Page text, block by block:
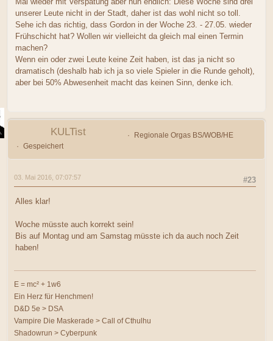
unserer Leute nicht in der Stadt, daher ist das wohl nicht so toll.
Sehe ich das richtig, dass Gordon in der Woche 23. - 27.05. wieder
Frühschicht hat? Wollen wir vielleicht da gleich mal einen Termin
machen?
Wenn ein oder zwei Leute keine Zeit haben, ist das ja nicht so
dramatisch (deshalb hab ich ja so viele Spieler in die Runde geholt),
aber bei 50% Abwesenheit macht das keinen Sinn, denke ich.
KULTist
Regionale Orgas BS/WOB/HE
Gespeichert
#23
03. Mai 2016, 07:07:57
Alles klar!
Woche müsste auch korrekt sein!
Bis auf Montag und am Samstag müsste ich da auch noch Zeit
haben!
E = mc² + 1w6
Ein Herz für Henchmen!
D&D 5e > DSA
Vampire Die Maskerade > Call of Cthulhu
Shadowrun > Cyberpunk